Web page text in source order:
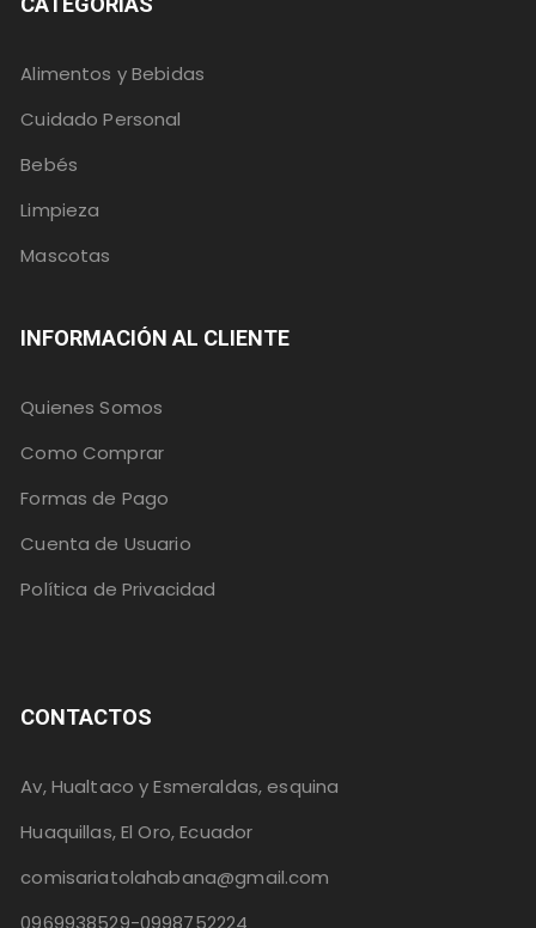
Alimentos y Bebidas
Cuidado Personal
Bebés
Limpieza
Mascotas
INFORMACIÓN AL CLIENTE
Quienes Somos
Como Comprar
Formas de Pago
Cuenta de Usuario
Política de Privacidad
CONTACTOS
Av, Hualtaco y Esmeraldas, esquina
Huaquillas, El Oro, Ecuador
comisariatolahabana@gmail.com
0969938529-0998752224